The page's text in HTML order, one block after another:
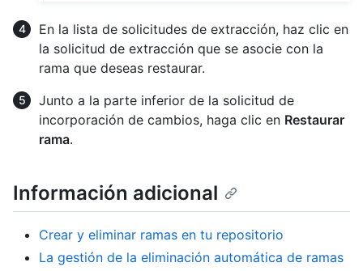
En la lista de solicitudes de extracción, haz clic en
la solicitud de extracción que se asocie con la
rama que deseas restaurar.
Junto a la parte inferior de la solicitud de
incorporación de cambios, haga clic en Restaurar
rama.
Información adicional
Crear y eliminar ramas en tu repositorio
La gestión de la eliminación automática de ramas